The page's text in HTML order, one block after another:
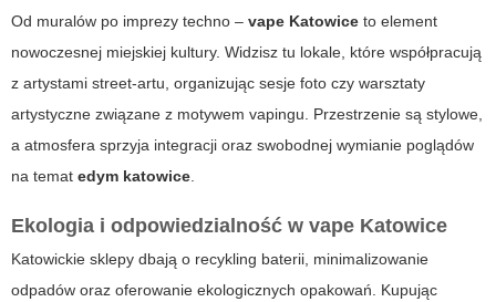
Od muralów po imprezy techno – vape Katowice to element
nowoczesnej miejskiej kultury. Widzisz tu lokale, które współpracują
z artystami street-artu, organizując sesje foto czy warsztaty
artystyczne związane z motywem vapingu. Przestrzenie są stylowe,
a atmosfera sprzyja integracji oraz swobodnej wymianie poglądów
na temat edym katowice.
Ekologia i odpowiedzialność w vape Katowice
Katowickie sklepy dbają o recykling baterii, minimalizowanie
odpadów oraz oferowanie ekologicznych opakowań. Kupując